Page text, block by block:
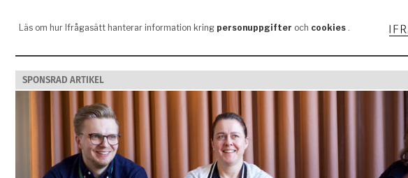
SPONSRAD ARTIKEL